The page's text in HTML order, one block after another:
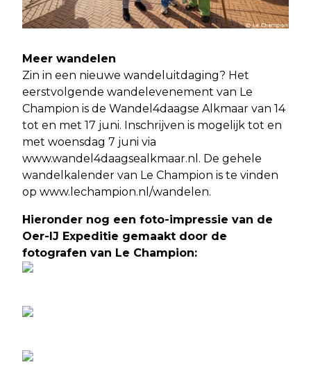
Meer wandelen
Zin in een nieuwe wandeluitdaging? Het
eerstvolgende wandelevenement van Le
Champion is de Wandel4daagse Alkmaar van 14
tot en met 17 juni. Inschrijven is mogelijk tot en
met woensdag 7 juni via
www.wandel4daagsealkmaar.nl. De gehele
wandelkalender van Le Champion is te vinden
op www.lechampion.nl/wandelen.
Hieronder nog een foto-impressie van de
Oer-IJ Expeditie gemaakt door de
fotografen van Le Champion: